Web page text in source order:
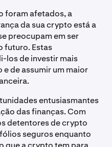
foram afetados, a
da sua crypto está a
preocupam em ser
futuro. Estas
los de investir mais
de assumir um maior
entusiasmantes
das finanças. Com
detentores de crypto
seguros enquanto